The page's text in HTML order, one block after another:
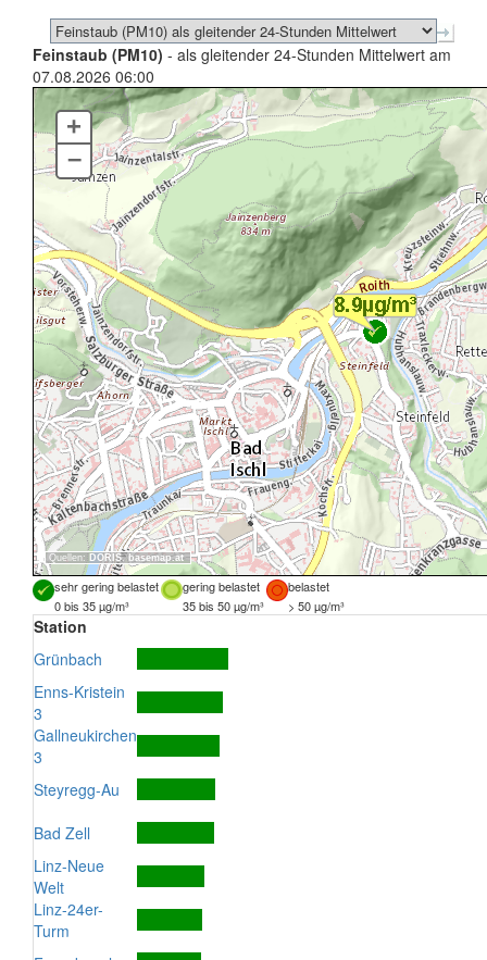
Feinstaub (PM10) - als gleitender 24-Stunden Mittelwert am
07.08.2026 06:00
Quellen: DORIS, basemap.at
+
–
sehr gering belastet gering belastet
belastet
0 bis 35 µg/m³
35 bis 50 µg/m³ > 50 µg/m³
Station
Grünbach
Enns-Kristein
3
Gallneukirchen
3
Steyregg-Au
Bad Zell
Linz-Neue
Welt
Linz-24er-
Turm